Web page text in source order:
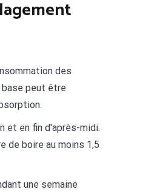
des
base peut être
et en fin d'après-midi.
de boire au moins 1,5
une semaine